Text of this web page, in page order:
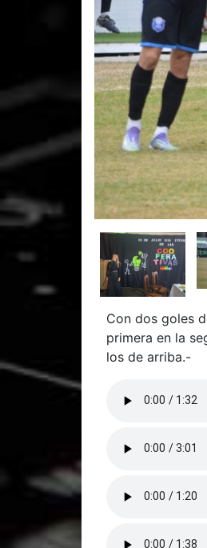
Con dos goles
primera en la
los de arriba.-